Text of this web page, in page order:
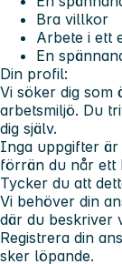
Bra villkor
Arbete i ett
En
Din profil:
Vi söker dig som
arbetsmiljö. Du
dig själv.
Inga uppgifter
förrän du når ett
Tycker du att
Vi behöver din
där du beskriver
Registrera din
sker löpande.